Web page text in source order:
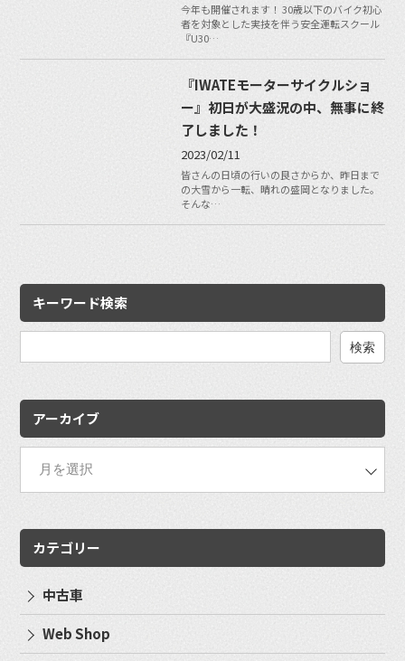
今年も開催されます！ 30歳以下のバイク初心
者を対象とした実技を伴う安全運転スクール
『U30…
『IWATEモーターサイクルショ
ー』初日が大盛況の中、無事に終
了しました！
2023/02/11
皆さんの日頃の行いの良さからか、昨日まで
の大雪から一転、晴れの盛岡となりました。
そんな…
キーワード検索
アーカイブ
カテゴリー
中古車
Web Shop